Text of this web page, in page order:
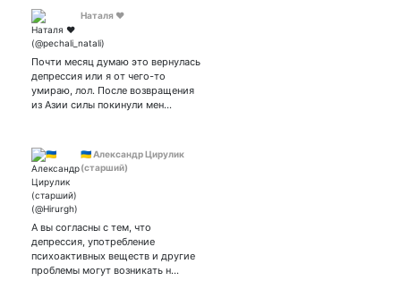
Наталя ❤️
Почти месяц думаю это вернулась
депрессия или я от чего-то
умираю, лол. После возвращения
из Азии силы покинули мен…
🇺🇦 Александр Цирулик
(старший)
А вы согласны с тем, что
депрессия, употребление
психоактивных веществ и другие
проблемы могут возникать н…